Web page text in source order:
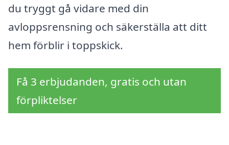
du tryggt gå vidare med din
avloppsrensning och säkerställa att ditt
hem förblir i toppskick.
Få 3 erbjudanden, gratis och utan
förpliktelser